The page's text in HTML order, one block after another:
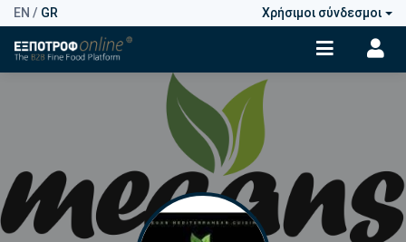
EN / GR Χρήσιμοι σύνδεσμοι